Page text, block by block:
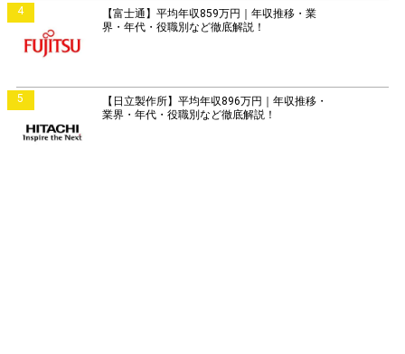
4
【富士通】平均年収859万円｜年収推移・業
界・年代・役職別など徹底解説！
5
【日立製作所】平均年収896万円｜年収推移・
業界・年代・役職別など徹底解説！